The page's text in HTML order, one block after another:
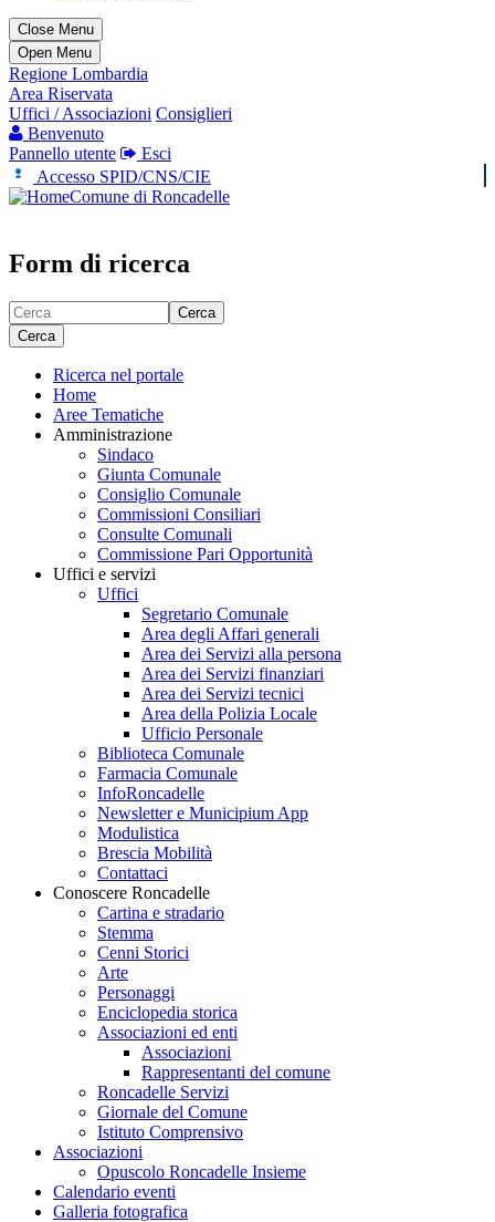
Close Menu
Open Menu
Regione Lombardia
Area Riservata
Uffici / Associazioni Consiglieri
Benvenuto
Pannello utente
Esci
Accesso SPID/CNS/CIE
Comune di Roncadelle
Form di ricerca
Cerca
Cerca
Ricerca nel portale
Home
Aree Tematiche
Amministrazione
Sindaco
Giunta Comunale
Consiglio Comunale
Commissioni Consiliari
Consulte Comunali
Commissione Pari Opportunità
Uffici e servizi
Uffici
Segretario Comunale
Area degli Affari generali
Area dei Servizi alla persona
Area dei Servizi finanziari
Area dei Servizi tecnici
Area della Polizia Locale
Ufficio Personale
Biblioteca Comunale
Farmacia Comunale
InfoRoncadelle
Newsletter e Municipium App
Modulistica
Brescia Mobilità
Contattaci
Conoscere Roncadelle
Cartina e stradario
Stemma
Cenni Storici
Arte
Personaggi
Enciclopedia storica
Associazioni ed enti
Associazioni
Rappresentanti del comune
Roncadelle Servizi
Giornale del Comune
Istituto Comprensivo
Associazioni
Opuscolo Roncadelle Insieme
Calendario eventi
Galleria fotografica